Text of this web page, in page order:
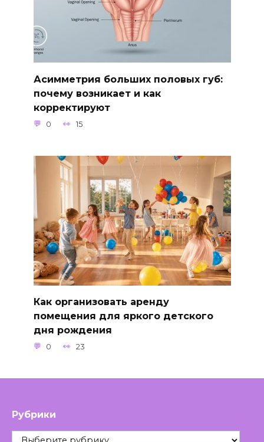
Асимметрия больших половых губ:
почему возникает и как
корректируют
0 15
Как организовать аренду
помещения для яркого детского
дня рождения
0 23
Рубрики
Рубрики